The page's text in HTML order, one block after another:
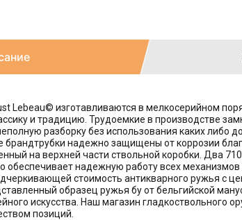
Lebeau© изготавливаются в мелкосерийном
и традицию. Трудоемкие в производстве
разборку без использования каких
надежно защищены от коррозии
на верхней части ствольной коробки. Два
обеспечивает надежную работу всех
стоимость антикварного ружья с
образец ружья бу от бельгийской
искусства. Наш магазин
позиций.